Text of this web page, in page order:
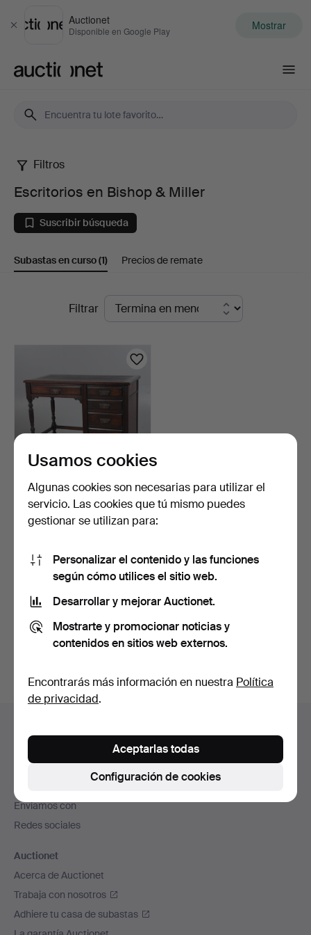
Cerrar
Auctionet
Disponible en Google Play Mostrar
Escritorios
en
Bishop
&
Filtros
Escritorios en Bishop & Miller
Suscribir búsqueda
Subastas en curso(1) Precios de remate
SubastasFiltrar
ESCRITORIO DE ROBLE
DE UN PEDESTAL, CIRCA
…4 días
203 USD
También puedes buscar ennuestro archivo de
subastas concluidas.
en
de
página
Contacta con el servicio de atención al cliente
Todas las casas de subastas
Enviamos con
Redes sociales
Auctionet
Acerca de Auctionet
Trabaja con nosotros
Adhiere tu casa de subastas
Usamos cookies
Algunas cookies son necesarias para utilizar el
servicio. Las cookies que tú mismo puedes
gestionar se utilizan para:
Personalizar el contenido y las funciones
según cómo utilices el sitio web.
Desarrollar y mejorar Auctionet.
Mostrarte y promocionar noticias y
contenidos en sitios web externos.
Encontrarás más información en nuestra Política
de privacidad.
Configuración de cookies
Aceptarlas todas